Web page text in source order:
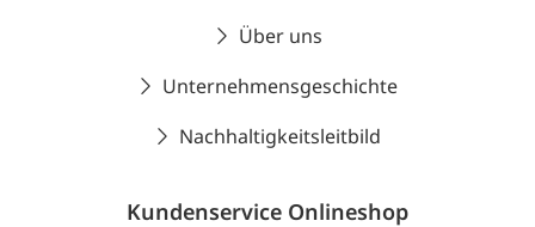
Über uns
Unternehmensgeschichte
Nachhaltigkeitsleitbild
Kundenservice Onlineshop